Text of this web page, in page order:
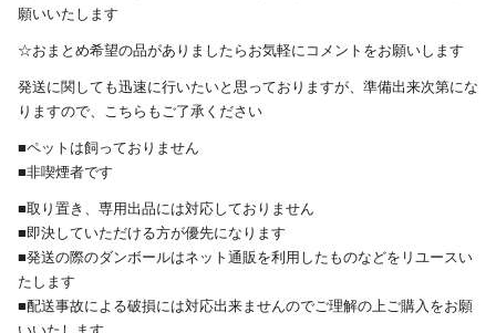
願いいたします
☆おまとめ希望の品がありましたらお気軽にコメントをお願いします
発送に関しても迅速に行いたいと思っておりますが、準備出来次第にな
りますので、こちらもご了承ください
■ペットは飼っておりません
■非喫煙者です
■取り置き、専用出品には対応しておりません
■即決していただける方が優先になります
■発送の際のダンボールはネット通販を利用したものなどをリユースい
たします
■配送事故による破損には対応出来ませんのでご理解の上ご購入をお願